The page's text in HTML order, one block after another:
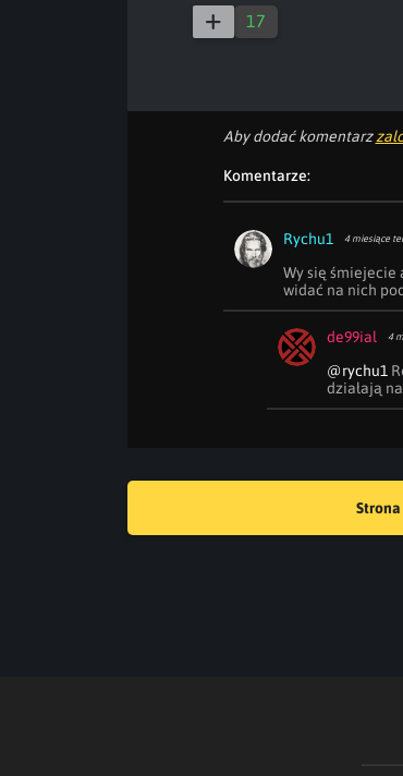
17
Aby dodać komentarz
Komentarze:
Rychu1 4 miesiące
Wy się śmiejecie
widać na nich
de99ial 4
@rychu1
działają
Strona